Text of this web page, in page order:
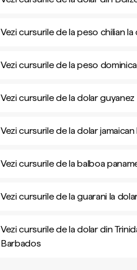
Vezi cursurile de la peso chilian
Vezi cursurile de la peso
Vezi cursurile de la dolar
Vezi cursurile de la dolar
Vezi cursurile de la balboa
Vezi cursurile de la guarani la
Vezi cursurile de la dolar din
Barbados